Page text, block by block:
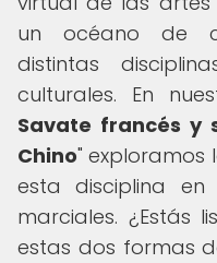
un océano de
distintas
culturales. En
Savate francés y
Chino" exploramos
esta disciplina
marciales. ¿Estás
estas dos formas